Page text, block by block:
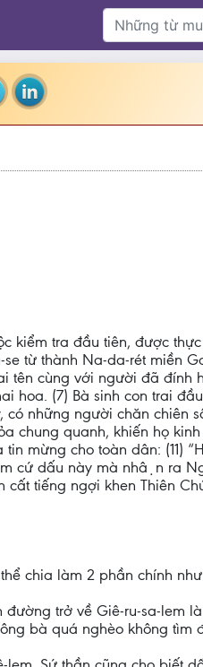
kiểm tra đầu tiên, được
từ thành Na-da-rét miền
tên cùng với người đã đính
(7) Bà sinh con trai
những người chăn chiên
chung quanh, khiến họ
mừng cho toàn dân: (11)
cứ dấu này mà nhận ra
tiếng ngợi khen Thiên
chia làm 2 phần chính
trở về Giê-ru-sa-lem
bà quá nghèo không tìm